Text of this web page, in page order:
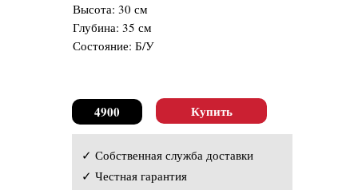
Высота: 30 см
Глубина: 35 см
Состояние: Б/У
Купить
✓ Собственная служба доставки
✓ Честная гарантия
4900